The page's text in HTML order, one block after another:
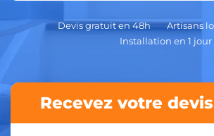
Devis gratuit en 48h
Artisans
Installation en 1 jour
Recevez votre